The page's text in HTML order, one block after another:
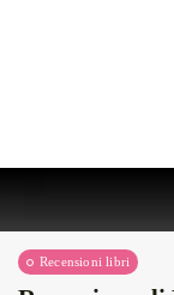
Recensioni libri